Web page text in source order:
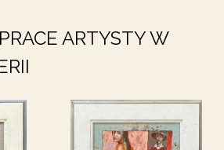
ARTYSTY W